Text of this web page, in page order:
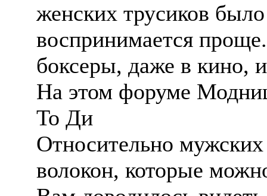
женских трусиков
воспринимается
боксеры, даже в кино,
На этом форуме
To Ди
Относительно
волокон, которые